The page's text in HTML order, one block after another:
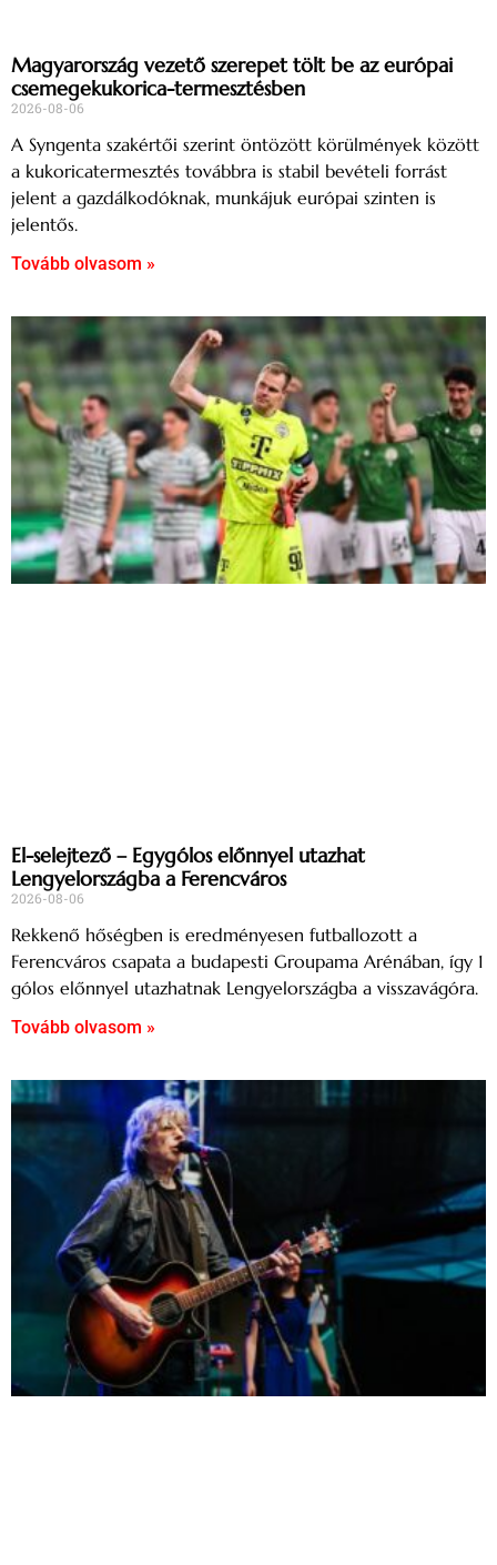
Magyarország vezető szerepet tölt be az európai
csemegekukorica-termesztésben
2026-08-06
A Syngenta szakértői szerint öntözött körülmények között
a kukoricatermesztés továbbra is stabil bevételi forrást
jelent a gazdálkodóknak, munkájuk európai szinten is
jelentős.
Tovább olvasom »
El-selejtező – Egygólos előnnyel utazhat
Lengyelországba a Ferencváros
2026-08-06
Rekkenő hőségben is eredményesen futballozott a
Ferencváros csapata a budapesti Groupama Arénában, így 1
gólos előnnyel utazhatnak Lengyelországba a visszavágóra.
Tovább olvasom »